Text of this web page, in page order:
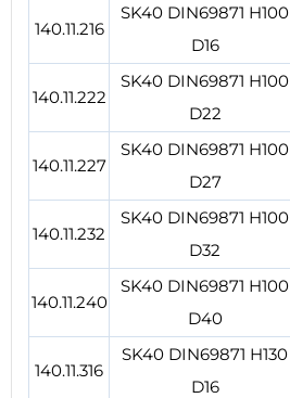
140.11.216
SK40 DIN69871 H100
D16
140.11.222
SK40 DIN69871 H100
D22
140.11.227
SK40 DIN69871 H100
D27
140.11.232
SK40 DIN69871 H100
D32
140.11.240
SK40 DIN69871 H100
D40
140.11.316
SK40 DIN69871 H130
D16